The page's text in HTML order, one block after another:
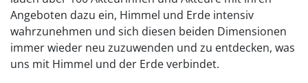
Angeboten dazu ein, Himmel und Erde intensiv
wahrzunehmen und sich diesen beiden Dimensionen
immer wieder neu zuzuwenden und zu entdecken, was
uns mit Himmel und der Erde verbindet.